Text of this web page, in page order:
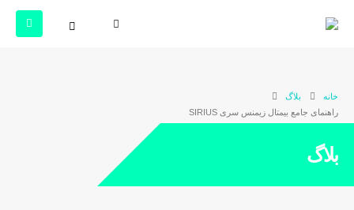
خانه
بلاگ
راهنمای جامع بیمتال زیمنس سری SIRIUS
بلاگ